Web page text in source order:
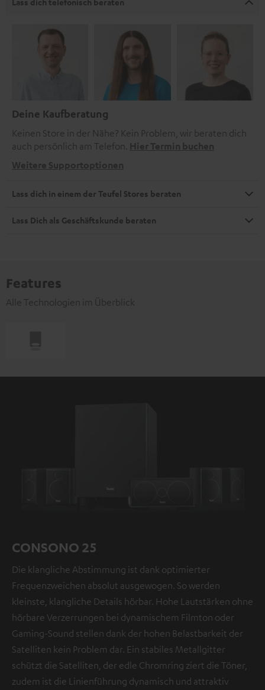
Deine Kaufberatung
Keinen Store in der Nähe? Kein Problem, wir beraten dich
auch persönlich am Telefon. Hier Termin buchen
Weitere Supportoptionen
Lass dich in einem der Teufel Stores beraten
Lass Dich als Geschäftskunde beraten
Features
Alle Technologien im Überblick
CONSONO 25
Die klangliche Abstimmung ist dank optimierter
Frequenzweichen absolut ausgewogen. So werden
kleinste, klangliche Details hörbar. Hohe Lautstärken ohne
hörbare Verzerrungen bei dynamischem Filmton oder
Gaming-Sound stellen dank der hohen Belastbarkeit der
Satelliten kein Problem dar. Ein stabiles Metallgitter
schützt die Satelliten, der edle Chromring ziert die Töner,
zudem ist die Linienführung dynamisch und attraktiv